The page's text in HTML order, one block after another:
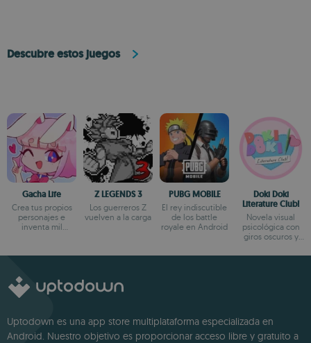
Descubre estos juegos
Gacha Life
Crea tus propios
personajes e
inventa mil
Z LEGENDS 3
Los guerreros Z
vuelven a la carga
PUBG MOBILE
El rey indiscutible
de los battle
royale en Android
Doki Doki
Literature Club!
Novela visual
psicológica con
giros oscuros y
Uptodown es una app store multiplataforma especializada en
Android. Nuestro objetivo es proporcionar acceso libre y gratuito a